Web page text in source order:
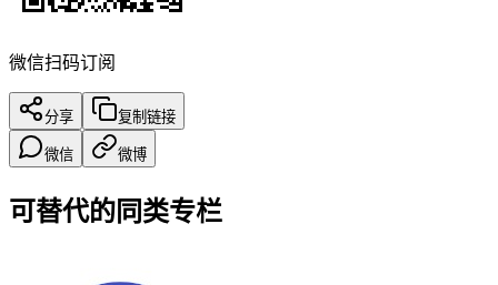
微信扫码订阅
分享 复制链接
微信 微博
可替代的同类专栏